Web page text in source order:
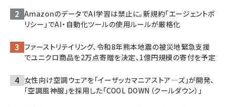
AmazonのデータでAI学習は禁止に。新規約「エージェントポ
リシー」でAI・自動化ツールの使用ルールが厳格化
ファーストリテイリング、令和8年熊本地震の被災地緊急支援
でユニクロ商品を2万点寄贈を決定、1億円規模の寄付を予定
女性向け空調ウェアを「イーザッカマニアストア―ズ」が開発、
「空調風神服」を採用した「COOL DOWN（クールダウン）」